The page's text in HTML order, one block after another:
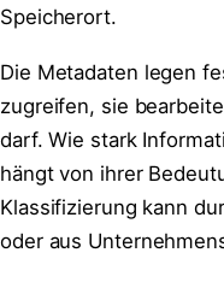
Speicherort.
Die Metadaten legen
zugreifen, sie
darf. Wie stark
hängt von ihrer
Klassifizierung kann
oder aus